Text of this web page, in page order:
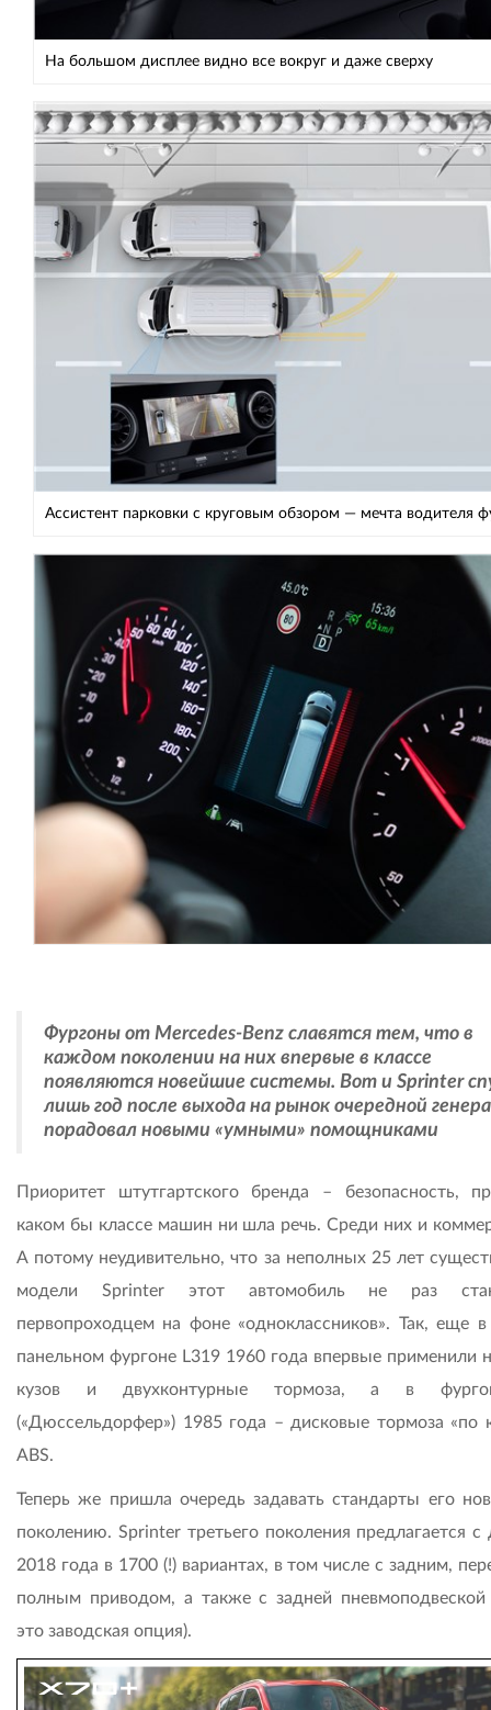
На большом дисплее видно все вокруг и даже сверху
Ассистент парковки с круговым обзором — мечта водителя
Фургоны от Mercedes-Benz славятся тем, что в
каждом поколении на них впервые в классе
появляются новейшие системы. Вот и Sprinter
лишь год после выхода на рынок очередной
порадовал новыми «умными» помощниками
Приоритет штутгартского бренда – безопасность,
каком бы классе машин ни шла речь. Среди них и
А потому неудивительно, что за неполных 25 лет
модели Sprinter этот автомобиль не раз
первопроходцем на фоне «одноклассников». Так, еще
панельном фургоне L319 1960 года впервые применили
кузов и двухконтурные тормоза, а в
(«Дюссельдорфер») 1985 года – дисковые тормоза «по
ABS.
Теперь же пришла очередь задавать стандарты его
поколению. Sprinter третьего поколения предлагается с
2018 года в 1700 (!) вариантах, в том числе с задним,
полным приводом, а также с задней пневмоподвеской
это заводская опция).